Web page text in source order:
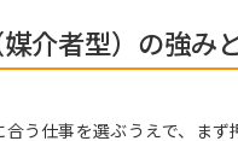
介者型）の強み
合う仕事を選ぶうえで、ま